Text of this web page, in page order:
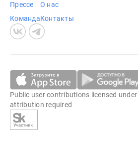
Прессе
Команда
О нас
Контакты
Public user contributions licensed
attribution required